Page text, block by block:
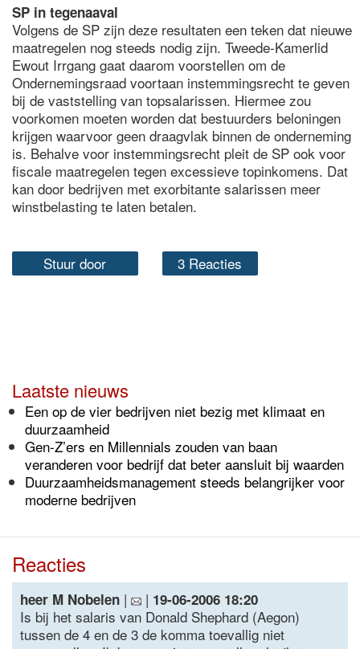
SP in tegenaaval
Volgens de SP zijn deze resultaten een teken dat nieuwe
maatregelen nog steeds nodig zijn. Tweede-Kamerlid
Ewout Irrgang gaat daarom voorstellen om de
Ondernemingsraad voortaan instemmingsrecht te geven
bij de vaststelling van topsalarissen. Hiermee zou
voorkomen moeten worden dat bestuurders beloningen
krijgen waarvoor geen draagvlak binnen de onderneming
is. Behalve voor instemmingsrecht pleit de SP ook voor
fiscale maatregelen tegen excessieve topinkomens. Dat
kan door bedrijven met exorbitante salarissen meer
winstbelasting te laten betalen.
Stuur door 3 Reacties
Laatste nieuws
Een op de vier bedrijven niet bezig met klimaat en
duurzaamheid
Gen-Z’ers en Millennials zouden van baan
veranderen voor bedrijf dat beter aansluit bij waarden
Duurzaamheidsmanagement steeds belangrijker voor
moderne bedrijven
Reacties
heer M Nobelen | | 19-06-2006 18:20
Is bij het salaris van Donald Shephard (Aegon)
tussen de 4 en de 3 de komma toevallig niet